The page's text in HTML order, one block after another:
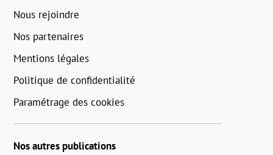
Nous rejoindre
Nos partenaires
Mentions légales
Politique de confidentialité
Paramétrage des cookies
Nos autres publications